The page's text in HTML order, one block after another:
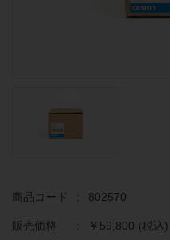
商品コード : 802570
販売価格 : ￥59,800 (税込)